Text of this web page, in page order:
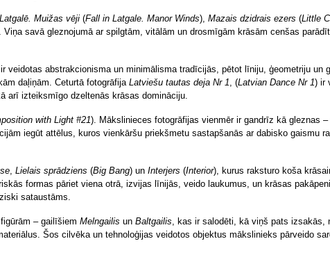
Muižas vēji (Fall in Latgale. Manor Winds), Mazais dzidrais ezers (Little
savā gleznojumā ar spilgtām, vitālām un drosmīgām krāsām cenšas
veidotas abstrakcionisma un minimālisma tradīcijās, pētot līniju, ģeometriju un
daļiņām. Ceturtā fotogrāfija Latviešu tautas deja Nr 1, (Latvian Dance Nr 1) ir
arī izteiksmīgo dzeltenās krāsas domināciju.
with Light #21). Mākslinieces fotogrāfijas vienmēr ir gandrīz kā gleznas
iegūt attēlus, kuros vienkāršu priekšmetu sastapšanās ar dabisko gaismu
, Lielais sprādziens (Big Bang) un Interjers (Interior), kurus raksturo koša
formas pāriet viena otrā, izvijas līnijās, veido laukumus, un krāsas
sataustāms.
– gailīšiem Melngailis un Baltgailis, kas ir salodēti, kā viņš pats izsakās,
Šos cilvēka un tehnoloģijas veidotos objektus mākslinieks pārveido